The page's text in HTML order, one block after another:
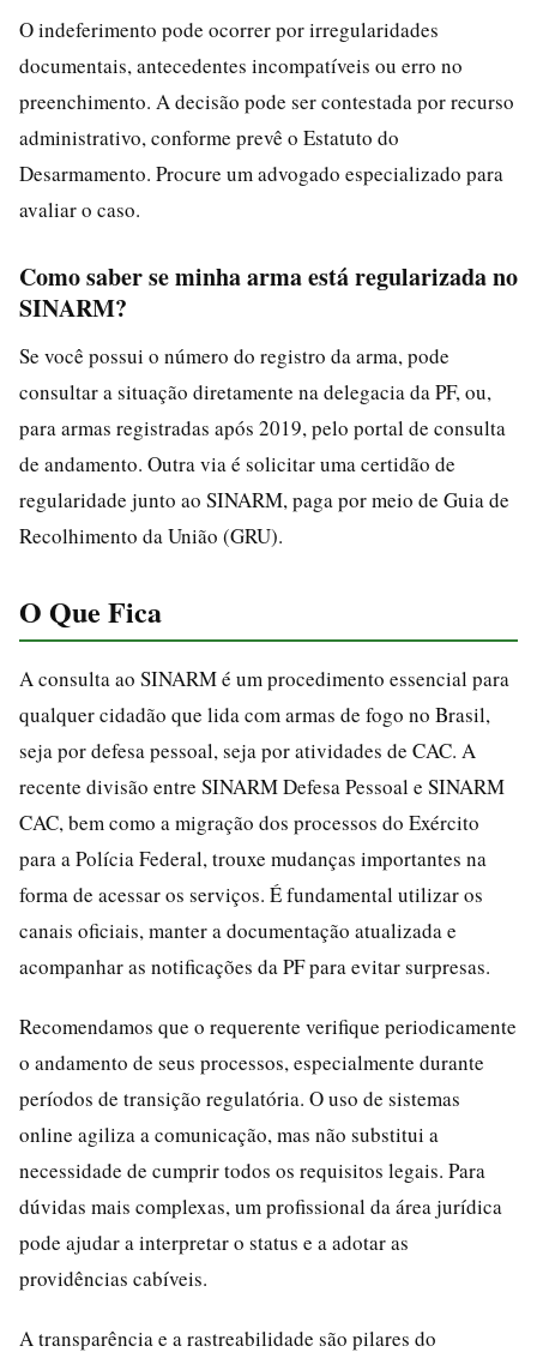
O indeferimento pode ocorrer por irregularidades
documentais, antecedentes incompatíveis ou erro no
preenchimento. A decisão pode ser contestada por recurso
administrativo, conforme prevê o Estatuto do
Desarmamento. Procure um advogado especializado para
avaliar o caso.
Como saber se minha arma está regularizada no
SINARM?
Se você possui o número do registro da arma, pode
consultar a situação diretamente na delegacia da PF, ou,
para armas registradas após 2019, pelo portal de consulta
de andamento. Outra via é solicitar uma certidão de
regularidade junto ao SINARM, paga por meio de Guia de
Recolhimento da União (GRU).
O Que Fica
A consulta ao SINARM é um procedimento essencial para
qualquer cidadão que lida com armas de fogo no Brasil,
seja por defesa pessoal, seja por atividades de CAC. A
recente divisão entre SINARM Defesa Pessoal e SINARM
CAC, bem como a migração dos processos do Exército
para a Polícia Federal, trouxe mudanças importantes na
forma de acessar os serviços. É fundamental utilizar os
canais oficiais, manter a documentação atualizada e
acompanhar as notificações da PF para evitar surpresas.
Recomendamos que o requerente verifique periodicamente
o andamento de seus processos, especialmente durante
períodos de transição regulatória. O uso de sistemas
online agiliza a comunicação, mas não substitui a
necessidade de cumprir todos os requisitos legais. Para
dúvidas mais complexas, um profissional da área jurídica
pode ajudar a interpretar o status e a adotar as
providências cabíveis.
A transparência e a rastreabilidade são pilares do